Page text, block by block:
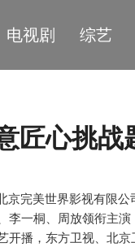
电视剧 综艺
匠心挑战
完美世界影视有限
一桐、周放领衔主
播，东方卫视、北京